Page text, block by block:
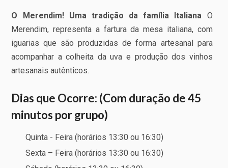
O Merendim! Uma tradição da família Italiana O
Merendim, representa a fartura da mesa italiana, com
iguarias que são produzidas de forma artesanal para
acompanhar a colheita da uva e produção dos vinhos
artesanais autênticos.
Dias que Ocorre: (Com duração de 45
minutos por grupo)
Quinta - Feira (horários 13:30 ou 16:30)
Sexta – Feira (horários 13:30 ou 16:30)